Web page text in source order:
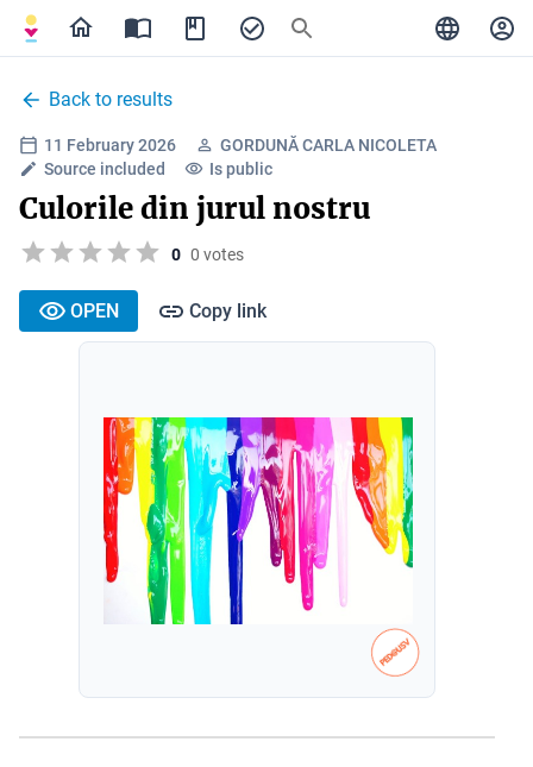
Back to results
11 February 2026
GORDUNĂ CARLA NICOLETA
Source included
Is public
Culorile din jurul nostru
0 0 votes
OPEN Copy link